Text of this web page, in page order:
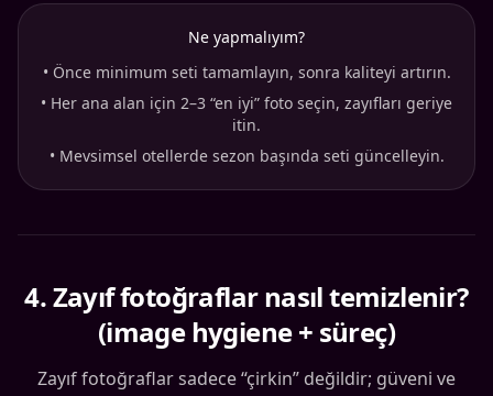
Ne yapmalıyım?
• Önce minimum seti tamamlayın, sonra kaliteyi artırın.
• Her ana alan için 2–3 “en iyi” foto seçin, zayıfları geriye
itin.
• Mevsimsel otellerde sezon başında seti güncelleyin.
4.Zayıf fotoğraflar nasıl temizlenir?
(image hygiene + süreç)
Zayıf fotoğraflar sadece “çirkin” değildir; güveni ve